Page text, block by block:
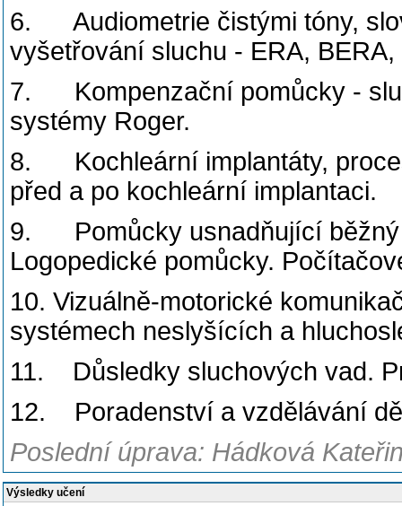
6. Audiometrie čistými tóny,
vyšetřování sluchu - ERA,
7. Kompenzační pomůcky -
systémy Roger.
8. Kochleární implantáty,
před a po kochleární implantaci.
9. Pomůcky usnadňující běžný
Logopedické pomůcky.
10. Vizuálně-motorické
systémech neslyšících a
11. Důsledky sluchových vad.
12. Poradenství a vzdělávání
Poslední úprava: Hádková
Výsledky učení